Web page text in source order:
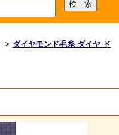
> ダイヤモンド毛糸 ダイヤ ド